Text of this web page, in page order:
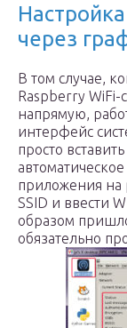
через
В том случае,
Raspberry WiFi-
напрямую,
интерфейс
просто
приложения на
SSID и ввести
образом
обязательно